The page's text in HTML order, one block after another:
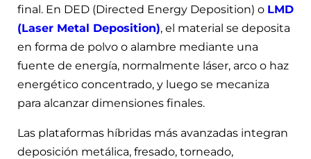
final. En DED (Directed Energy Deposition) o LMD
(Laser Metal Deposition), el material se deposita
en forma de polvo o alambre mediante una
fuente de energía, normalmente láser, arco o haz
energético concentrado, y luego se mecaniza
para alcanzar dimensiones finales.
Las plataformas híbridas más avanzadas integran
deposición metálica, fresado, torneado,